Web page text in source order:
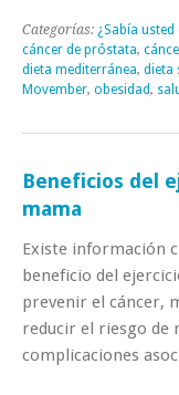
Categorías: ¿Sabía usted
cáncer de próstata,
dieta mediterránea, dieta
Movember, obesidad,
Beneficios del
mama
Existe información
beneficio del
prevenir el cáncer,
reducir el riesgo de
complicaciones